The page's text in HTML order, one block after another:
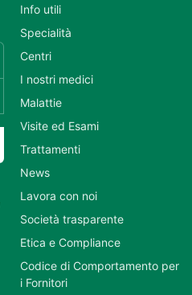
Info utili
Specialità
Centri
I nostri medici
Malattie
Visite ed Esami
Trattamenti
News
Lavora con noi
Società trasparente
Etica e Compliance
Codice di Comportamento per
i Fornitori